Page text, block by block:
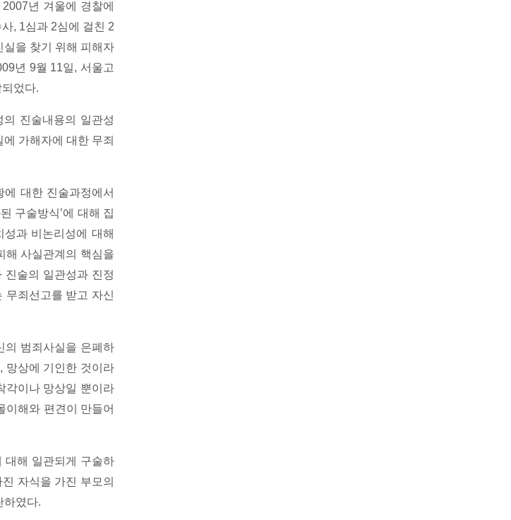
년 겨울에 경찰에
, 1심과 2심에 걸친 2
실을 찾기 위해 피해자
년 9월 11일, 서울고
었다.
진술내용의 일관성
가해자에 대한 무죄
대한 진술과정에서
구술방식’에 대해 집
과 비논리성에 대해
해 사실관계의 핵심을
진술의 일관성과 진정
죄선고를 받고 자신
의 범죄사실을 은폐하
망상에 기인한 것이라
각이나 망상일 뿐이라
이해와 편견이 만들어
대해 일관되게 구술하
자식을 가진 부모의
하였다.